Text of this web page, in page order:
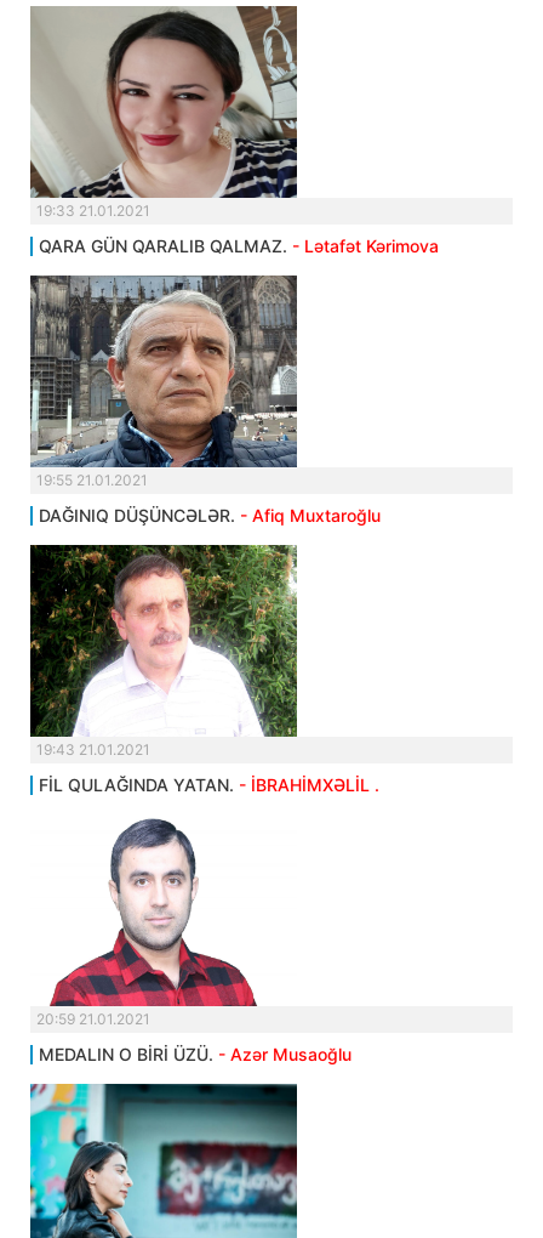
19:33 21.01.2021
QARA GÜN QARALIB QALMAZ. - Lətafət Kərimova
19:55 21.01.2021
DAĞINIQ DÜŞÜNCƏLƏR. - Afiq Muxtaroğlu
19:43 21.01.2021
FİL QULAĞINDA YATAN. - İBRAHİMXƏLİL .
20:59 21.01.2021
MEDALIN O BİRİ ÜZÜ. - Azər Musaoğlu